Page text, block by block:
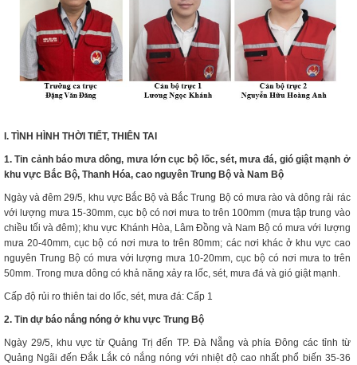
I. TÌNH HÌNH THỜI TIẾT, THIÊN TAI
1. Tin cảnh báo mưa dông, mưa lớn cục bộ lốc, sét, mưa đá, gió giật mạnh ở
khu vực Bắc Bộ, Thanh Hóa, cao nguyên Trung Bộ và Nam Bộ
Ngày và đêm 29/5, khu vực Bắc Bộ và Bắc Trung Bộ có mưa rào và dông rải rác
với lượng mưa 15-30mm, cục bộ có nơi mưa to trên 100mm (mưa tập trung vào
chiều tối và đêm); khu vực Khánh Hòa, Lâm Đồng và Nam Bộ có mưa với lượng
mưa 20-40mm, cục bộ có nơi mưa to trên 80mm; các nơi khác ở khu vực cao
nguyên Trung Bộ có mưa với lượng mưa 10-20mm, cục bộ có nơi mưa to trên
50mm. Trong mưa dông có khả năng xảy ra lốc, sét, mưa đá và gió giật mạnh.
Cấp độ rủi ro thiên tai do lốc, sét, mưa đá: Cấp 1
2. Tin dự báo nắng nóng ở khu vực Trung Bộ
Ngày 29/5, khu vực từ Quảng Trị đến TP. Đà Nẵng và phía Đông các tỉnh từ
Quảng Ngãi đến Đắk Lắk có nắng nóng với nhiệt độ cao nhất phổ biến 35-36